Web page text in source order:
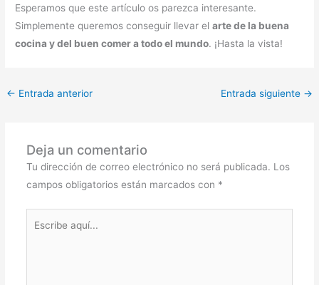
Esperamos que este artículo os parezca interesante.
Simplemente queremos conseguir llevar elarte de la buena
cocina y del buen comer a todo el mundo. ¡Hasta la vista!
← Entrada anterior Entrada siguiente →
Deja un comentario
Tu dirección de correo electrónico no será publicada. Los
campos obligatorios están marcados con *